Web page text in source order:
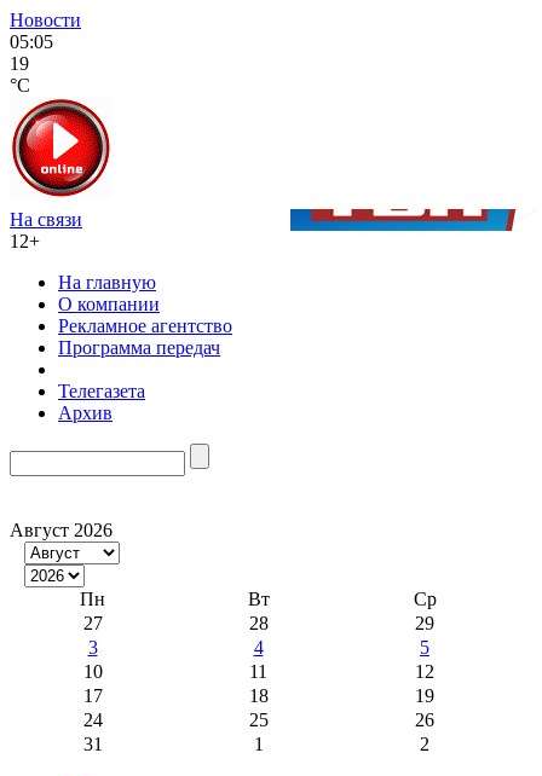
Новости
05:05
19
°C
На связи
12+
На главную
О компании
Рекламное агентство
Программа передач
Телегазета
Архив
Август 2026
Пн Вт
Ср
27
28
29
3
4
5
10
11
12
17
18
19
24
25
26
31
1 2